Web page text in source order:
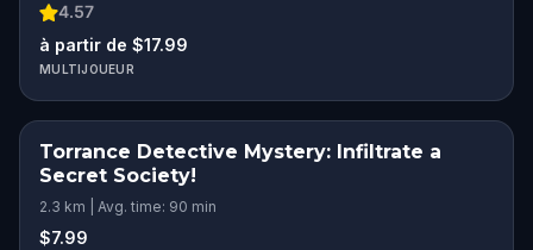
4.57
à partir de $17.99
MULTIJOUEUR
Torrance Detective Mystery: Infiltrate a
Secret Society!
2.3 km | Avg. time: 90 min
$7.99